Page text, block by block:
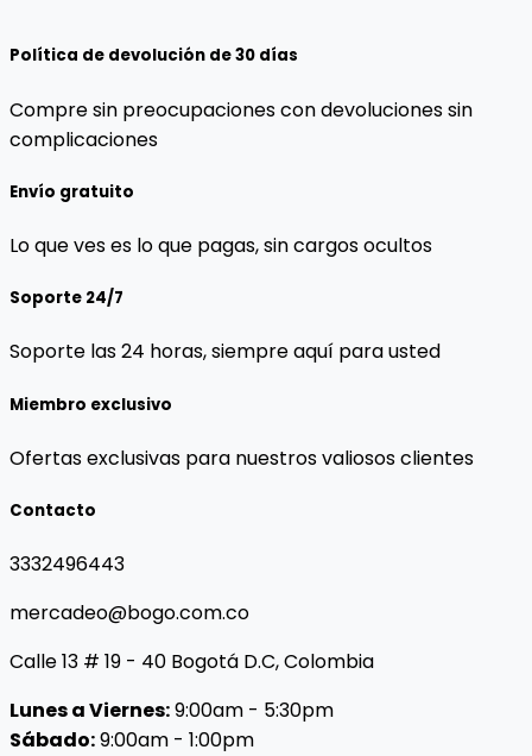
Política de devolución de 30 días
Compre sin preocupaciones con devoluciones sin
complicaciones
Envío gratuito
Lo que ves es lo que pagas, sin cargos ocultos
Soporte 24/7
Soporte las 24 horas, siempre aquí para usted
Miembro exclusivo
Ofertas exclusivas para nuestros valiosos clientes
Contacto
3332496443
mercadeo@bogo.com.co
Calle 13 # 19 - 40 Bogotá D.C, Colombia
Lunes a Viernes:9:00am - 5:30pm
Sábado:9:00am - 1:00pm